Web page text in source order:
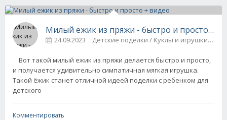
Милый ежик из пряжи - быстро и просто +
24.09.2023 Детские поделки / Куклы и игрушки
Вот такой милый ежик из пряжи делается быстро и просто,
и получается удивительно симпатичная мягкая игрушка.
Такой ёжик станет отличной идеей поделки с ребенком для
детского
Комментировать